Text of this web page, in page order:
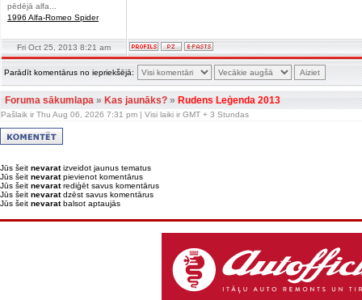
pēdējā alfa...
1996 Alfa-Romeo Spider
Fri Oct 25, 2013 8:21 am
Parādīt komentārus no iepriekšējā:
Foruma sākumlapa»Kas jaunāks?»Rudens Leģenda 2013
Pašlaik ir Thu Aug 06, 2026 7:31 pm | Visi laiki ir GMT + 3 Stundas
Jūs šeit nevaratizveidot jaunus tematus
Jūs šeit nevaratpievienot komentārus
Jūs šeit nevaratrediģēt savus komentārus
Jūs šeit nevaratdzēst savus komentārus
Jūs šeit nevaratbalsot aptaujās